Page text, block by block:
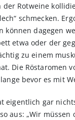
Rotweine
schmecken.
dagegen
etwa oder der
zu einem
Die Röstaromen
bevor es mit
gar
aus: „Wir